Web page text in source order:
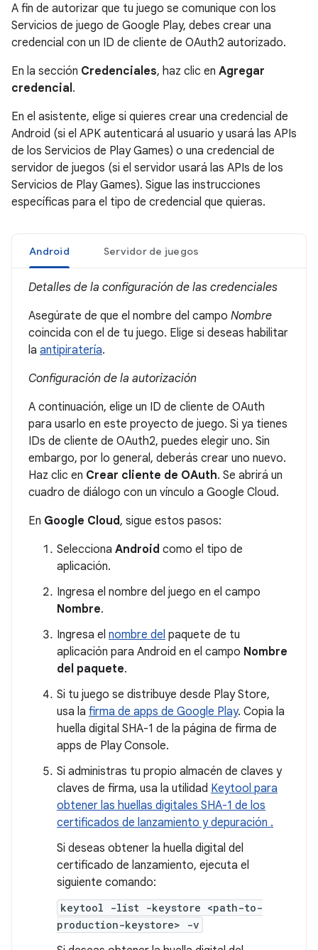
A fin de autorizar que tu juego se comunique con los
Servicios de juego de Google Play, debes crear una
credencial con un ID de cliente de OAuth2 autorizado.
En la sección Credenciales, haz clic en Agregar
credencial .
En el asistente, elige si quieres crear una credencial de
Android (si el APK autenticará al usuario y usará las APIs
de los Servicios de Play Games) o una credencial de
servidor de juegos (si el servidor usará las APIs de los
Servicios de Play Games). Sigue las instrucciones
específicas para el tipo de credencial que quieras.
Android Servidor de juegos
Detalles de la configuración de las credenciales
Asegúrate de que el nombre del campo Nombre
coincida con el de tu juego. Elige si deseas habilitar
la antipiratería.
Configuración de la autorización
A continuación, elige un ID de cliente de OAuth
para usarlo en este proyecto de juego. Si ya tienes
IDs de cliente de OAuth2, puedes elegir uno. Sin
embargo, por lo general, deberás crear uno nuevo.
Haz clic en Crear cliente de OAuth. Se abrirá un
cuadro de diálogo con un vínculo a Google Cloud.
En Google Cloud , sigue estos pasos:
Selecciona Android como el tipo de
aplicación.
Ingresa el nombre del juego en el campo
Nombre.
Ingresa el nombre del paquete de tu
aplicación para Android en el campo Nombre
del paquete.
Si tu juego se distribuye desde Play Store,
usa la firma de apps de Google Play. Copia la
huella digital SHA-1 de la página de firma de
apps de Play Console.
Si administras tu propio almacén de claves y
claves de firma, usa la utilidad Keytool para
obtener las huellas digitales SHA-1 de los
certificados de lanzamiento y depuración .
Si deseas obtener la huella digital del
certificado de lanzamiento, ejecuta el
siguiente comando:
keytool -list -keystore <path-to-
production-keystore> -v